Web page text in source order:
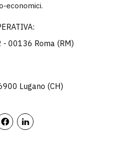
economici.
- 00136 Roma (RM)
Lugano (CH)